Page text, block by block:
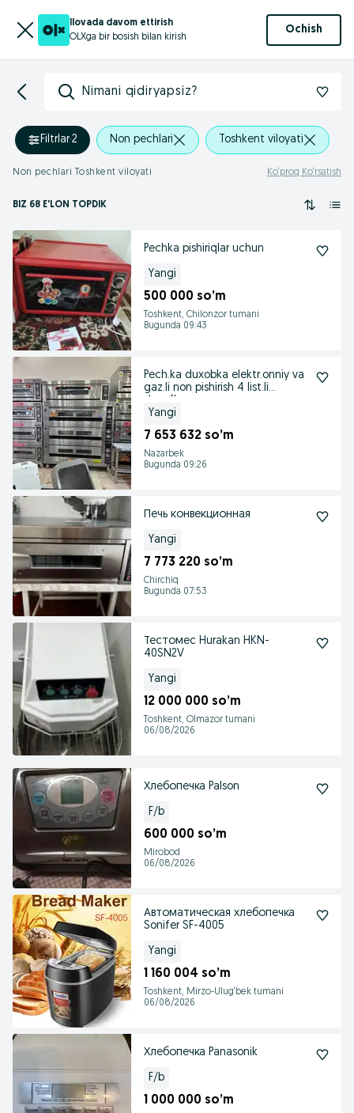
Ilovada davom ettirish
OLXga bir bosish bilan kirish
Ochish
Nimani qidiryapsiz?
Filtrlar·2 Non pechlari Toshkent viloyati
Non pechlari Toshkent viloyati Ko‘proq Ko‘rsatish
BIZ 68 E'LON TOPDIK
Pechka pishiriqlar uchun
Yangi
500 000 so’m
Toshkent, Chilonzor tumani
Bugunda 09:43
Pech.ka duxobka elektr.onniy va
gaz.li non pishirish 4 list.li
Yangi
7 653 632 so’m
Nazarbek
Bugunda 09:26
Печь конвекционная
Yangi
7 773 220 so’m
Chirchiq
Bugunda 07:53
Тестомес Hurakan HKN-
40SN2V
Yangi
12 000 000 so’m
Toshkent, Olmazor tumani
06/08/2026
Хлебопечка Palson
F/b
600 000 so’m
Mirobod
06/08/2026
Автоматическая хлебопечка
Sonifer SF-4005
Yangi
1 160 004 so’m
Toshkent, Mirzo-Ulug‘bek tumani
06/08/2026
Хлебопечка Panasonik
F/b
1 000 000 so’m